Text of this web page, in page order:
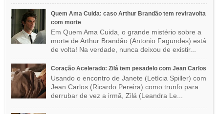
Quem Ama Cuida: caso Arthur Brandão tem reviravolta
com morte
Em Quem Ama Cuida, o grande mistério sobre a
morte de Arthur Brandão (Antonio Fagundes) está
de volta! Na verdade, nunca deixou de existir...
Coração Acelerado: Zilá tem pesadelo com Jean Carlos
Usando o encontro de Janete (Letícia Spiller) com
Jean Carlos (Ricardo Pereira) como trunfo para
derrubar de vez a irmã, Zilá (Leandra Le...